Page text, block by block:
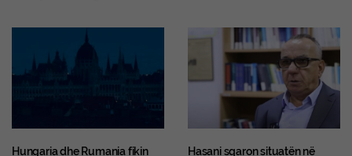
Hungaria dhe Rumania fikin
Hasani sqaron situatën në